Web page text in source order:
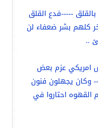
-----فدع القلق
كلهم بشر ضعفاء لن
..
امريكي عزم بعض
وكان يجهلون فنون
القهوه احتاروا في